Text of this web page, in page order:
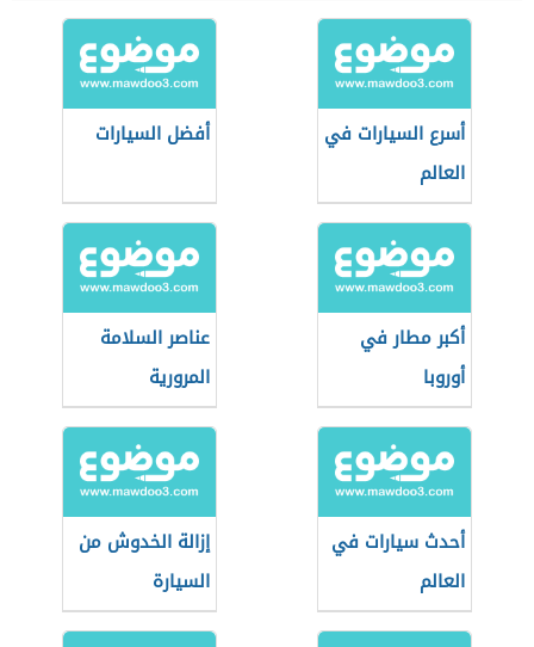
أسرع السيارات في
العالم
أفضل السيارات
أكبر مطار في
أوروبا
عناصر السلامة
المرورية
أحدث سيارات في
العالم
إزالة الخدوش من
السيارة